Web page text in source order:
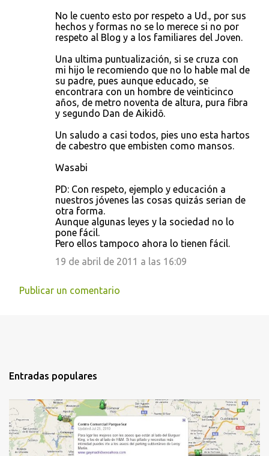
No le cuento esto por respeto a Ud., por sus
hechos y formas no se lo merece si no por
respeto al Blog y a los familiares del Joven.
Una ultima puntualización, si se cruza con
mi hijo le recomiendo que no lo hable mal de
su padre, pues aunque educado, se
encontrara con un hombre de veinticinco
años, de metro noventa de altura, pura fibra
y segundo Dan de Aikidō.
Un saludo a casi todos, pies uno esta hartos
de cabestro que embisten como mansos.
Wasabi
PD: Con respeto, ejemplo y educación a
nuestros jóvenes las cosas quizás serian de
otra forma.
Aunque algunas leyes y la sociedad no lo
pone fácil.
Pero ellos tampoco ahora lo tienen fácil.
19 de abril de 2011 a las 16:09
Publicar un comentario
Entradas populares